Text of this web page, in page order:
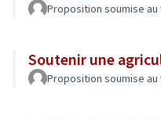
Proposition soumise au
Soutenir une
Proposition soumise au